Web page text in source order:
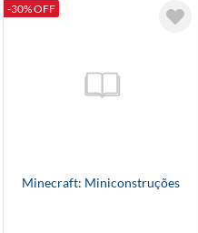
-30% OFF
Minecraft: Miniconstruções